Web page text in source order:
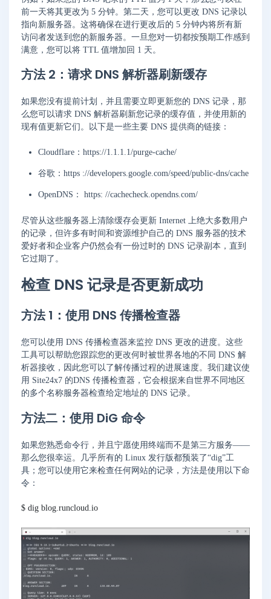
前一天将其更改为 5 分钟。第二天，您可以更改 DNS 记录以
指向新服务器。这将确保在进行更改后的 5 分钟内将所有新
访问者发送到您的新服务器。一旦您对一切都按预期工作感到
满意，您可以将 TTL 值增加回 1 天。
方法 2：请求 DNS 解析器刷新缓存
如果您没有提前计划，并且需要立即更新您的 DNS 记录，那
么您可以请求 DNS 解析器刷新您记录的缓存值，并使用新的
现有值更新它们。以下是一些主要 DNS 提供商的链接：
Cloudflare：https://1.1.1.1/purge-cache/
谷歌：https ://developers.google.com/speed/public-dns/cache
OpenDNS： https: //cachecheck.opendns.com/
尽管从这些服务器上清除缓存会更新 Internet 上绝大多数用户
的记录，但许多有时间和资源维护自己的 DNS 服务器的技术
爱好者和企业客户仍然会有一份过时的 DNS 记录副本，直到
它过期了。
检查 DNS 记录是否更新成功
方法 1：使用 DNS 传播检查器
您可以使用 DNS 传播检查器来监控 DNS 更改的进度。这些
工具可以帮助您跟踪您的更改何时被世界各地的不同 DNS 解
析器接收，因此您可以了解传播过程的进展速度。我们建议使
用 Site24x7 的DNS 传播检查器，它会根据来自世界不同地区
的多个名称服务器检查给定地址的 DNS 记录。
方法二：使用 DiG 命令
如果您熟悉命令行，并且宁愿使用终端而不是第三方服务——
那么您很幸运。几乎所有的 Linux 发行版都预装了“dig”工
具；您可以使用它来检查任何网站的记录，方法是使用以下命
令：
$ dig blog.runcloud.io